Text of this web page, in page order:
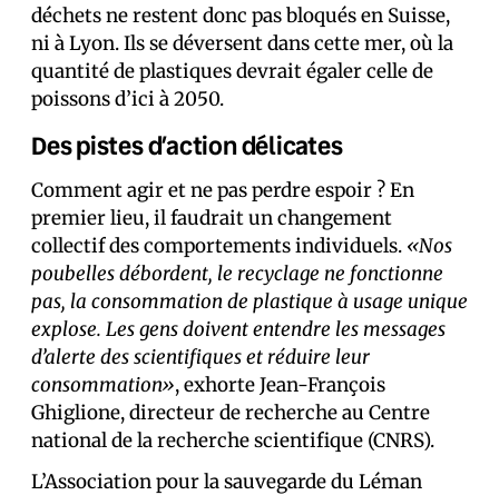
déchets ne restent donc pas bloqués en Suisse,
ni à Lyon. Ils se déversent dans cette mer, où la
quantité de plastiques devrait égaler celle de
poissons d’ici à 2050.
Des pistes d’action délicates
Comment agir et ne pas perdre espoir ? En
premier lieu, il faudrait un changement
collectif des comportements individuels. «Nos
poubelles débordent, le recyclage ne fonctionne
pas, la consommation de plastique à usage unique
explose. Les gens doivent entendre les messages
d’alerte des scientifiques et réduire leur
consommation», exhorte Jean-François
Ghiglione, directeur de recherche au Centre
national de la recherche scientifique (CNRS).
L’Association pour la sauvegarde du Léman